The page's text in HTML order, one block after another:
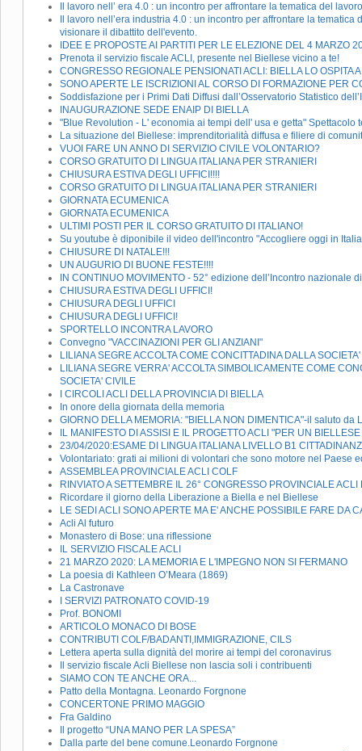
Il lavoro nell’ era 4.0 : un incontro per affrontare la tematica del
Il lavoro nell’era industria 4.0 : un incontro per affrontare la
visionare il dibattito dell'evento.
IDEE E PROPOSTE AI PARTITI PER LE ELEZIONE DEL 4 MARZO
Prenota il servizio fiscale ACLI, presente nel Biellese vicino a te!
CONGRESSO REGIONALE PENSIONATI ACLI: BIELLA LO OSPITA
SONO APERTE LE ISCRIZIONI AL CORSO DI FORMAZIONE PER
Soddisfazione per i Primi Dati Diffusi dall’Osservatorio Statistico
INAUGURAZIONE SEDE ENAIP DI BIELLA
"Blue Revolution - L' economia ai tempi dell' usa e getta" Spettacolo
La situazione del Biellese: imprenditorialità diffusa e filiere di
VUOI FARE UN ANNO DI SERVIZIO CIVILE VOLONTARIO?
CORSO GRATUITO DI LINGUA ITALIANA PER STRANIERI
CHIUSURA ESTIVA DEGLI UFFICI!!!!
CORSO GRATUITO DI LINGUA ITALIANA PER STRANIERI
GIORNATA ECUMENICA
GIORNATA ECUMENICA
ULTIMI POSTI PER IL CORSO GRATUITO DI ITALIANO!
Su youtube è diponibile il video dell'incontro "Accogliere oggi in
CHIUSURE DI NATALE!!!
UN AUGURIO DI BUONE FESTE!!!!
IN CONTINUO MOVIMENTO - 52° edizione dell’Incontro nazionale
CHIUSURA ESTIVA DEGLI UFFICI!
CHIUSURA DEGLI UFFICI
CHIUSURA DEGLI UFFICI!
SPORTELLO INCONTRA LAVORO
Convegno "VACCINAZIONI PER GLI ANZIANI"
LILIANA SEGRE ACCOLTA COME CONCITTADINA DALLA
LILIANA SEGRE VERRA' ACCOLTA SIMBOLICAMENTE COME
SOCIETA' CIVILE
I CIRCOLI ACLI DELLA PROVINCIA DI BIELLA
In onore della giornata della memoria
GIORNO DELLA MEMORIA: "BIELLA NON DIMENTICA"-il saluto
IL MANIFESTO DI ASSISI E IL PROGETTO ACLI "PER UN
23/04/2020:ESAME DI LINGUA ITALIANA LIVELLO B1
Volontariato: grati ai milioni di volontari che sono motore nel Paese
ASSEMBLEA PROVINCIALE ACLI COLF
RINVIATO A SETTEMBRE IL 26° CONGRESSO PROVINCIALE ACLI
Ricordare il giorno della Liberazione a Biella e nel Biellese
LE SEDI ACLI SONO APERTE MA E' ANCHE POSSIBILE FARE DA
Acli Al futuro
Monastero di Bose: una riflessione
IL SERVIZIO FISCALE ACLI
21 MARZO 2020: LA MEMORIA E L'IMPEGNO NON SI FERMANO
La poesia di Kathleen O’Meara (1869)
La Castronave
I SERVIZI PATRONATO COVID-19
Prof. BONOMI
ARTICOLO MONACO DI BOSE
CONTRIBUTI COLF/BADANTI,IMMIGRAZIONE, CILS
Lettera aperta sulla dignità del morire ai tempi del coronavirus
Il servizio fiscale Acli Biellese non lascia soli i contribuenti
SIAMO CON TE ANCHE ORA...
Patto della Montagna. Leonardo Forgnone
CONCERTONE PRIMO MAGGIO
Fra Galdino
Il progetto “UNA MANO PER LA SPESA”
Dalla parte del bene comune.Leonardo Forgnone